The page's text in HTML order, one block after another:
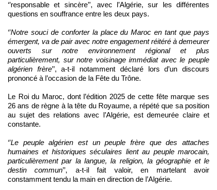
‘’responsable et sincère’’, avec l’Algérie, sur les différentes
questions en souffrance entre les deux pays.
‘’Notre souci de conforter la place du Maroc en tant que pays
émergent, va de pair avec notre engagement réitéré à demeurer
ouverts sur notre environnement régional et plus
particulièrement, sur notre voisinage immédiat avec le peuple
algérien frère’’, a-t-il notamment déclaré lors d’un discours
prononcé à l’occasion de la Fête du Trône.
Le Roi du Maroc, dont l’édition 2025 de cette fête marque ses
26 ans de règne à la tête du Royaume, a répété que sa position
au sujet des relations avec l’Algérie, est demeurée claire et
constante.
‘’Le peuple algérien est un peuple frère que des attaches
humaines et historiques séculaires lient au peuple marocain,
particulièrement par la langue, la religion, la géographie et le
destin commun’’, a-t-il fait valoir, en martelant avoir
constamment tendu la main en direction de l’Algérie.